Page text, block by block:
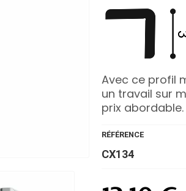
Avec ce profil
un travail sur
prix abordable.
RÉFÉRENCE
CX134